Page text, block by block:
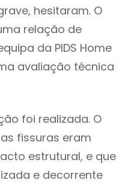
hesitaram. O
relação de
da PIDS Home
avaliação técnica
foi realizada. O
fissuras eram
estrutural, e que
e decorrente